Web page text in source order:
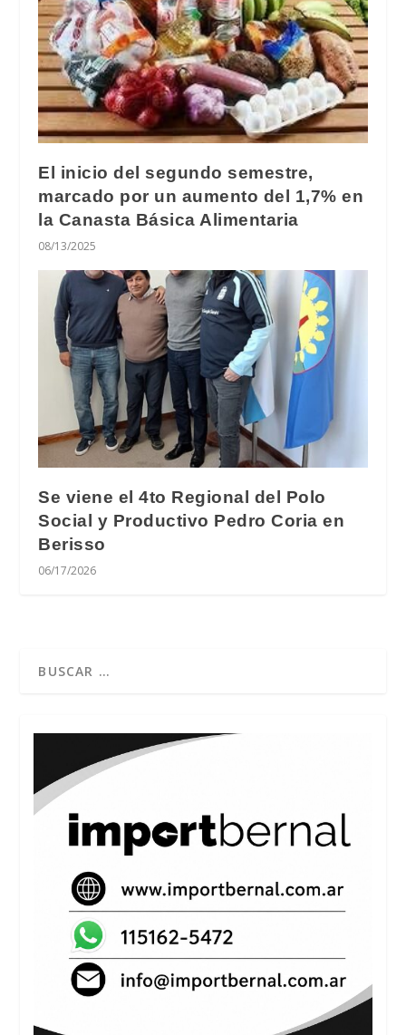
El inicio del segundo semestre,
marcado por un aumento del 1,7% en
la Canasta Básica Alimentaria
08/13/2025
Se viene el 4to Regional del Polo
Social y Productivo Pedro Coria en
Berisso
06/17/2026